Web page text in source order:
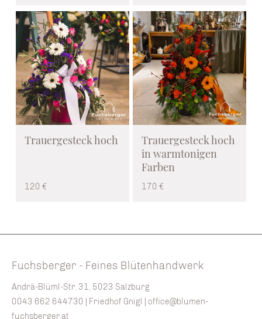
Trauergesteck hoch
120 €
Trauergesteck hoch
in warmtonigen
Farben
170 €
Fuchsberger - Feines Blütenhandwerk
Andrä-Blüml-Str. 31, 5023 Salzburg
0043 662 644730 | Friedhof Gnigl | office@blumen-
fuchsberger.at